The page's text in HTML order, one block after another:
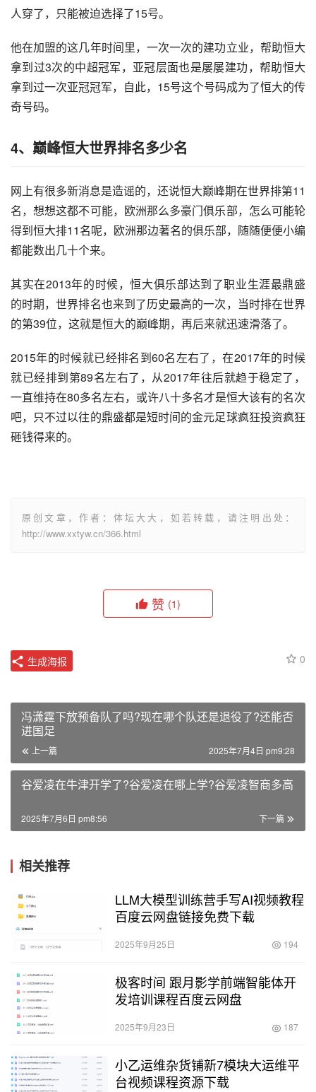
人穿了，只能被迫选择了15号。
他在加盟的这几年时间里，一次一次的建功立业，帮助恒大
拿到过3次的中超冠军，亚冠层面也是屡屡建功，帮助恒大
拿到过一次亚冠冠军，自此，15号这个号码成为了恒大的传
奇号码。
4、巅峰恒大世界排名多少名
网上有很多新消息是造谣的，还说恒大巅峰期在世界排第11
名，想想这都不可能，欧洲那么多豪门俱乐部，怎么可能轮
得到恒大排11名呢，欧洲那边著名的俱乐部，随随便便小编
都能数出几十个来。
其实在2013年的时候，恒大俱乐部达到了职业生涯最鼎盛
的时期，世界排名也来到了历史最高的一次，当时排在世界
的第39位，这就是恒大的巅峰期，再后来就迅速滑落了。
2015年的时候就已经排名到60名左右了，在2017年的时候
就已经排到第89名左右了，从2017年往后就趋于稳定了，
一直维持在80多名左右，或许八十多名才是恒大该有的名次
吧，只不过以往的鼎盛都是短时间的金元足球疯狂投资疯狂
砸钱得来的。
原创文章，作者：体坛大大，如若转载，请注明出处：
http://www.xxtyw.cn/366.html
赞 (1)
0
生成海报
冯潇霆下放预备队了吗?现在哪个队还是退役了?还能否
进国足
上一篇 2025年7月4日 pm9:28
谷爱凌在牛津开学了?谷爱凌在哪上学?谷爱凌智商多高
下一篇
2025年7月6日 pm8:56
相关推荐
LLM大模型训练营手写AI视频教程
百度云网盘链接免费下载
2025年9月25日 194
极客时间 跟月影学前端智能体开
发培训课程百度云网盘
2025年9月23日 187
小乙运维杂货铺新7模块大运维平
台视频课程资源下载